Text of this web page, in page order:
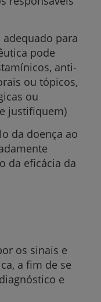
para
pode
anti-
ou tópicos,
ou
justifiquem)
da doença ao
da eficácia da
os sinais e
a fim de se
e